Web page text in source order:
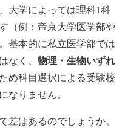
大学によっては理科1科
（例：帝京大学医学部や
基本的に私立医学部では
なく、 物理・生物いずれ
め科目選択による受験校
なりません。
差はあるのでしょうか。